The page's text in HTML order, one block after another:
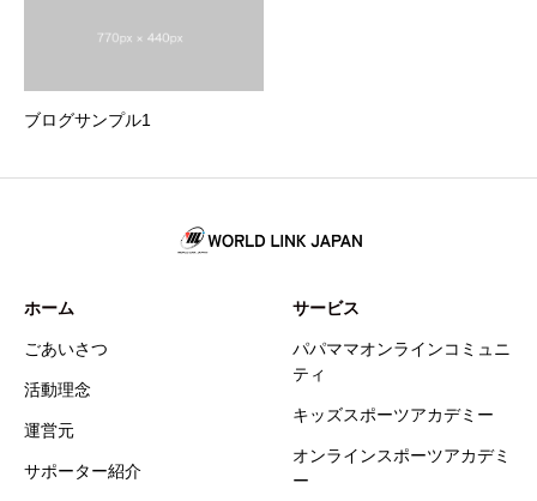
ブログサンプル1
ホーム
ごあいさつ
活動理念
運営元
サポーター紹介
サービス
パパママオンラインコミュニ
ティ
キッズスポーツアカデミー
オンラインスポーツアカデミ
ー